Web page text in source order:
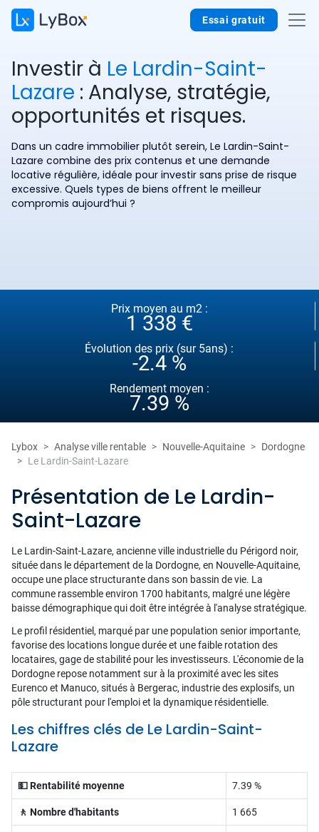
Essai gratuit
Investir à Le Lardin-Saint-
Lazare : Analyse, stratégie,
opportunités et risques.
Dans un cadre immobilier plutôt serein, Le Lardin-Saint-
Lazare combine des prix contenus et une demande
locative régulière, idéale pour investir sans prise de risque
excessive. Quels types de biens offrent le meilleur
compromis aujourd’hui ?
Prix moyen au m2 :
1 338 €
Évolution des prix (sur 5ans) :
-2.4 %
Rendement moyen :
7.39 %
Lybox Analyse ville rentable Nouvelle-Aquitaine
Dordogne
Le Lardin-Saint-Lazare
Présentation de Le Lardin-
Saint-Lazare
Le Lardin-Saint-Lazare, ancienne ville industrielle du Périgord noir,
située dans le département de la Dordogne, en Nouvelle-Aquitaine,
occupe une place structurante dans son bassin de vie. La
commune rassemble environ 1700 habitants, malgré une légère
baisse démographique qui doit être intégrée à l'analyse stratégique.
Le profil résidentiel, marqué par une population senior importante,
favorise des locations longue durée et une faible rotation des
locataires, gage de stabilité pour les investisseurs. L'économie de la
Dordogne repose notamment sur à la proximité avec les sites
Eurenco et Manuco, situés à Bergerac, industrie des explosifs, un
pôle structurant pour l'emploi et la dynamique résidentielle.
Les chiffres clés de Le Lardin-Saint-
Lazare
💵 Rentabilité moyenne 7.39 %
🚶 Nombre d'habitants 1 665